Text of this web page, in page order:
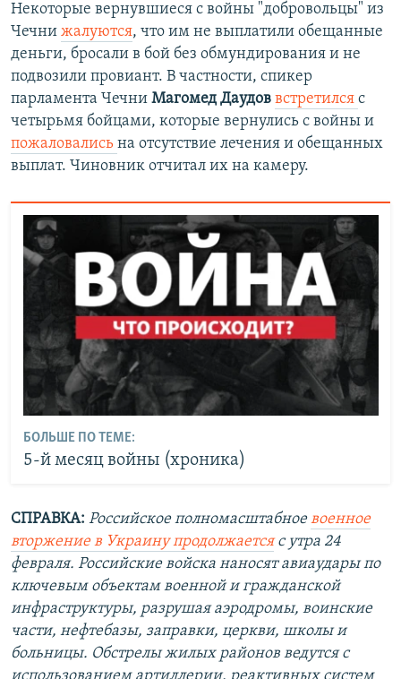
Некоторые вернувшиеся с войны "добровольцы" из
Чечни жалуются, что им не выплатили обещанные
деньги, бросали в бой без обмундирования и не
подвозили провиант. В частности, спикер
парламента Чечни Магомед Даудов встретился с
четырьмя бойцами, которые вернулись с войны и
пожаловались на отсутствие лечения и обещанных
выплат. Чиновник отчитал их на камеру.
БОЛЬШЕ ПО ТЕМЕ:
5-й месяц войны (хроника)
СПРАВКА: Российское полномасштабноевоенное
вторжение в Украину продолжаетсяс утра 24
февраля. Российские войска наносят авиаудары по
ключевым объектам военной и гражданской
инфраструктуры, разрушая аэродромы, воинские
части, нефтебазы, заправки, церкви, школы и
больницы. Обстрелы жилых районов ведутся с